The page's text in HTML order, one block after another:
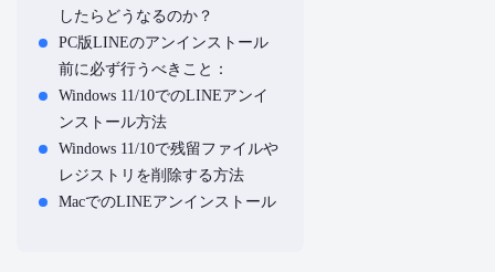
したらどうなるのか？
PC版LINEのアンインストール
前に必ず行うべきこと：
Windows 11/10でのLINEアンイ
ンストール方法
Windows 11/10で残留ファイルや
レジストリを削除する方法
MacでのLINEアンインストール